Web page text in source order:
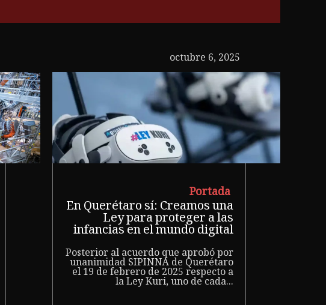
octubre 6, 2025
Portada
En Querétaro sí: Creamos una
Ley para proteger a las
infancias en el mundo digital
Posterior al acuerdo que aprobó por
unanimidad SIPINNA de Querétaro
el 19 de febrero de 2025 respecto a
la Ley Kuri, uno de cada...